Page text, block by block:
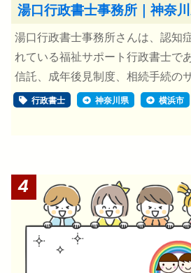
湯口行政書士事務所｜神奈
湯口行政書士事務所さんは、認知
れている福祉サポート行政書士で
信託、成年後見制度、相続手続の
行政書士 神奈川県 横浜市
4